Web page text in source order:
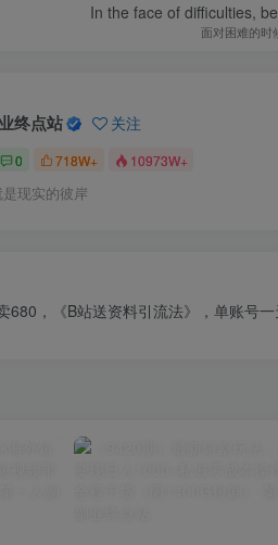
In the face of difficulties,
面对困难的时
终点站 关注
0 718W+ 10973W+
现实的彼岸
680，《B站送资料引流法》，单账号